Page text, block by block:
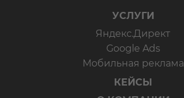
УСЛУГИ
Яндекс.Директ
Google Ads
Мобильная реклама
КЕЙСЫ